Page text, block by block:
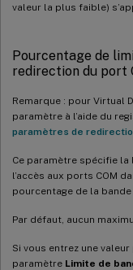
valeur la plus faible)
Pourcentage de
redirection du port
Remarque : pour Virtual
paramètre à l’aide du
paramètres de
Ce paramètre spécifie
l’accès aux ports COM
pourcentage de la
Par défaut, aucun
Si vous entrez une
paramètre Limite de